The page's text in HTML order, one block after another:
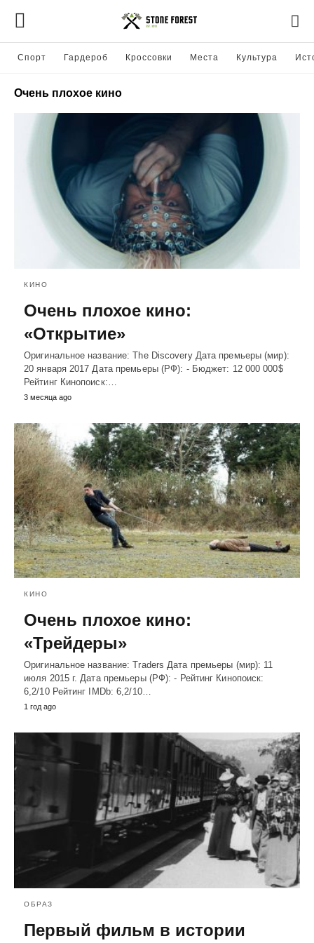
Спорт Гардероб Кроссовки Места Культура
Очень плохое кино
КИНО
Очень плохое кино:
«Открытие»
Оригинальное название: The Discovery Дата премьеры (мир):
20 января 2017 Дата премьеры (РФ): - Бюджет: 12 000 000$
Рейтинг Кинопоиск:…
3 месяца ago
КИНО
Очень плохое кино:
«Трейдеры»
Оригинальное название: Traders Дата премьеры (мир): 11
июля 2015 г. Дата премьеры (РФ): - Рейтинг Кинопоиск:
6,2/10 Рейтинг IMDb: 6,2/10…
1 год ago
ОБРАЗ
Первый фильм в истории